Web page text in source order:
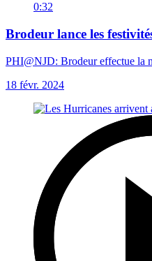
0:32
Brodeur lance les
PHI@NJD: Brodeur effectue la
18 févr. 2024